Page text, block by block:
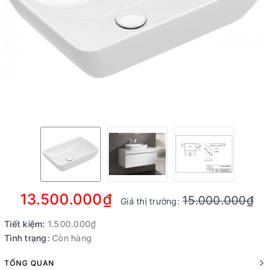
13.500.000₫ Giá thị trường:15.000.000₫
Tiết kiệm: 1.500.000₫
Tình trạng: Còn hàng
TỔNG QUAN